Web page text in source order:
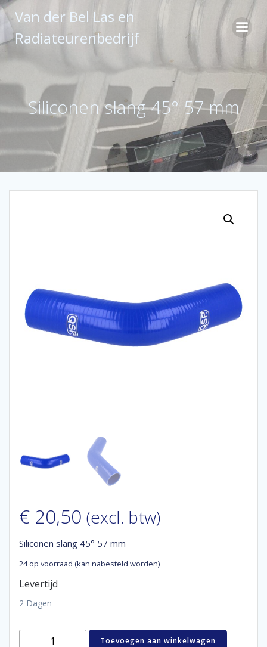
Ga
naar
inhoud
Van der Bel Las en
Radiateurenbedrijf
Siliconen slang 45° 57 mm
€ 20,50 (excl. btw)
Siliconen slang 45° 57 mm
24 op voorraad (kan nabesteld worden)
Levertijd
2 Dagen
Siliconen
Toevoegen aan winkelwagen